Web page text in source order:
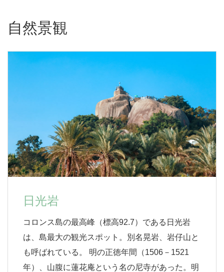
自然景観
日光岩
コロンス島の最高峰（標高92.7）である日光岩
は、島最大の観光スポット。別名晃岩、岩仔山と
も呼ばれている。 明の正徳年間（1506－1521
年）、山腹に蓮花庵という名の尼寺があった。明